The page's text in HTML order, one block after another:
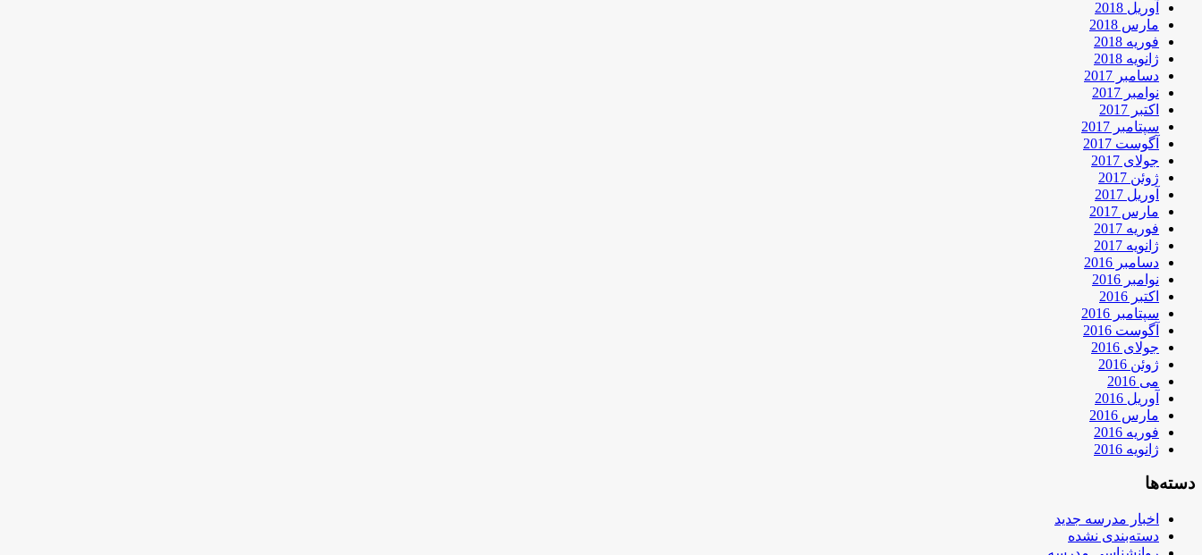
آوریل 2018
مارس 2018
فوریه 2018
ژانویه 2018
دسامبر 2017
نوامبر 2017
اکتبر 2017
سپتامبر 2017
آگوست 2017
جولای 2017
ژوئن 2017
آوریل 2017
مارس 2017
فوریه 2017
ژانویه 2017
دسامبر 2016
نوامبر 2016
اکتبر 2016
سپتامبر 2016
آگوست 2016
جولای 2016
ژوئن 2016
می 2016
آوریل 2016
مارس 2016
فوریه 2016
ژانویه 2016
دسته‌ها
اخبار مدرسه جدید
دسته‌بندی نشده